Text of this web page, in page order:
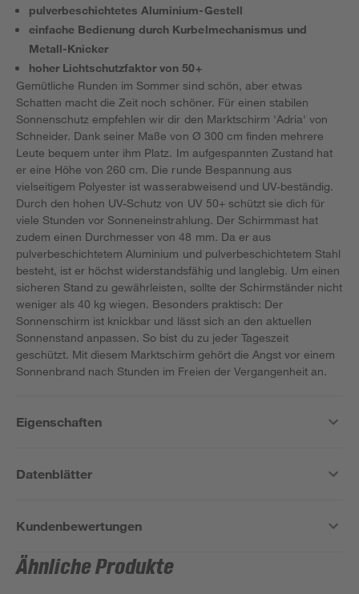
pulverbeschichtetes Aluminium-Gestell
einfache Bedienung durch Kurbelmechanismus und
Metall-Knicker
hoher Lichtschutzfaktor von 50+
Gemütliche Runden im Sommer sind schön, aber etwas
Schatten macht die Zeit noch schöner. Für einen stabilen
Sonnenschutz empfehlen wir dir den Marktschirm 'Adria' von
Schneider. Dank seiner Maße von Ø 300 cm finden mehrere
Leute bequem unter ihm Platz. Im aufgespannten Zustand hat
er eine Höhe von 260 cm. Die runde Bespannung aus
vielseitigem Polyester ist wasserabweisend und UV-beständig.
Durch den hohen UV-Schutz von UV 50+ schützt sie dich für
viele Stunden vor Sonneneinstrahlung. Der Schirmmast hat
zudem einen Durchmesser von 48 mm. Da er aus
pulverbeschichtetem Aluminium und pulverbeschichtetem Stahl
besteht, ist er höchst widerstandsfähig und langlebig. Um einen
sicheren Stand zu gewährleisten, sollte der Schirmständer nicht
weniger als 40 kg wiegen. Besonders praktisch: Der
Sonnenschirm ist knickbar und lässt sich an den aktuellen
Sonnenstand anpassen. So bist du zu jeder Tageszeit
geschützt. Mit diesem Marktschirm gehört die Angst vor einem
Sonnenbrand nach Stunden im Freien der Vergangenheit an.
Eigenschaften
Datenblätter
Kundenbewertungen
Ähnliche Produkte